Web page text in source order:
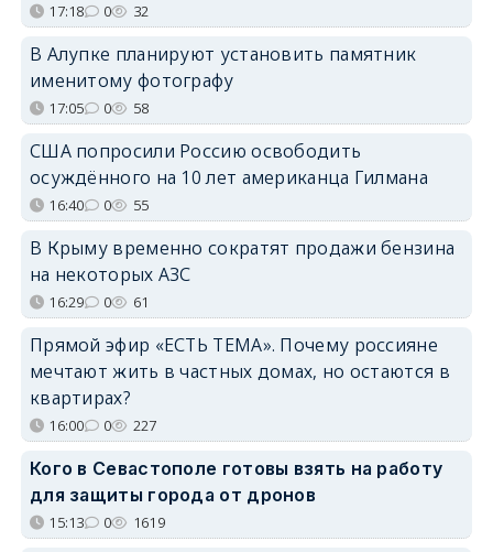
17:18 0 32
В Алупке планируют установить памятник
именитому фотографу
17:05 0 58
США попросили Россию освободить
осуждённого на 10 лет американца Гилмана
16:40 0 55
В Крыму временно сократят продажи бензина
на некоторых АЗС
16:29 0 61
Прямой эфир «ЕСТЬ ТЕМА». Почему россияне
мечтают жить в частных домах, но остаются в
квартирах?
16:00 0 227
Кого в Севастополе готовы взять на работу
для защиты города от дронов
15:13 0 1619